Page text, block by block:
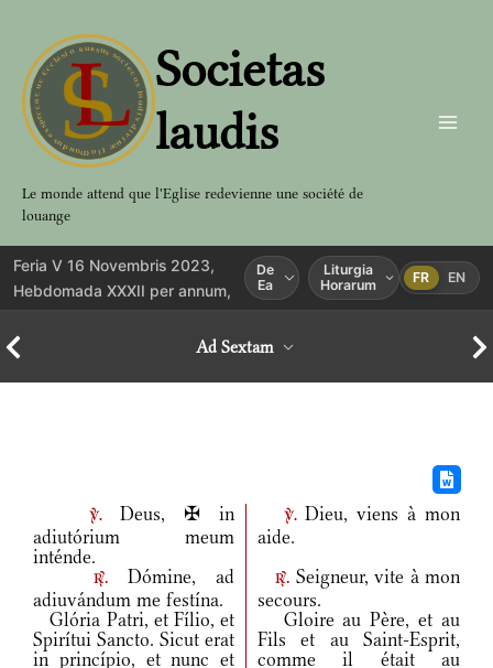
contenu
Societas
laudis
Le monde attend que l'Eglise redevienne une société de
louange
Feria V 16 Novembris 2023,
Hebdomada XXXII per annum,
De
Ea
Liturgia
Horarum
FR EN
Ad Sextam
v.Deus, ✠ in
adiutórium meum
inténde.
v.Dieu, viens à mon
aide.
r.Dómine, ad
adiuvándum me festína.
r. Seigneur, vite à mon
secours.
Glória Patri, et Fílio, et
Spirítui Sancto. Sicut erat
in princípio, et nunc et
Gloire au Père, et au
Fils et au Saint-Esprit,
comme il était au